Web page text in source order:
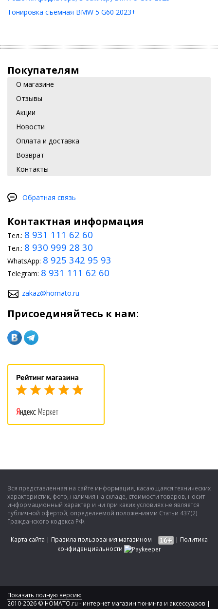
Тонировка съемная BMW 5 G60 2023+
Покупателям
О магазине
Отзывы
Акции
Новости
Оплата и доставка
Возврат
Контакты
Обратная связь
Контактная информация
Тел.: 8 931 111 62 60
Тел.: 8 930 999 28 30
WhatsApp: 8 925 342 95 93
Telegram: 8 931 111 62 60
zakaz@homato.ru
Присоединяйтесь к нам:
Вся представленная на сайте информация, касающаяся технических
характеристик, фото, наличия на складе, стоимости товаров, носит
информационный характер и ни при каких условиях не является
публичной офертой, определяемой положениями Статьи 437(2)
Гражданского кодекса РФ.
Карта сайта | Правила пользования магазином | | Политика
конфиденциальности
Показать полную версию
2010-2026 © HOMATO.ru - интернет магазин тюнинга и аксессуаров |